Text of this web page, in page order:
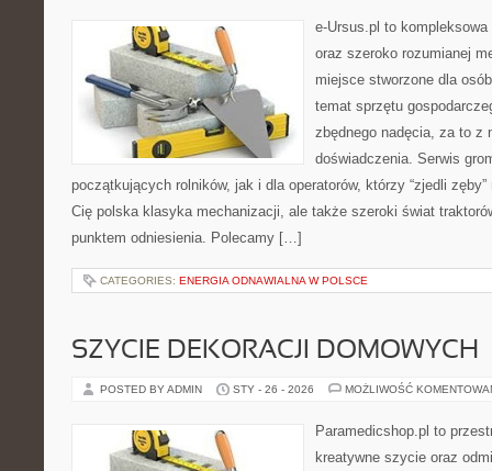
e-Ursus.pl to
oraz szeroko rozumianej
miejsce stworzone dla
temat sprzętu
zbędnego nadęcia, za to z
doświadczenia. Serwis
początkujących rolników, jak i dla operatorów, którzy “zjedli
Cię polska klasyka mechanizacji, ale także szeroki świat
punktem odniesienia. Polecamy […]
CATEGORIES: ENERGIA ODNAWIALNA W POLSCE
SZYCIE DEKORACJI DOMOWYCH
POSTED BY ADMIN STY - 26 - 2026 MOŻLIWOŚĆ
Paramedicshop.pl to
kreatywne szycie oraz